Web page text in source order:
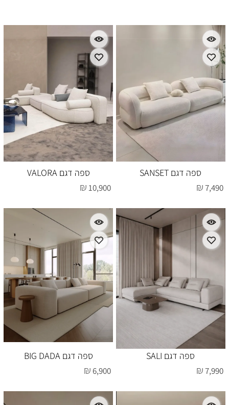
ספה דגם SANSET
₪7,490
ספה דגם VALORA
₪10,900
ספה דגם SALI
₪7,990
ספה דגם BIG DADA
₪6,900